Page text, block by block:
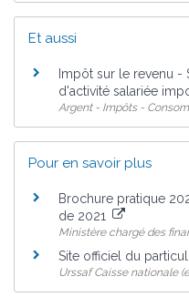
Et aussi
Impôt sur le revenu -
d'activité salariée
Argent - Impôts -
Pour en savoir plus
Brochure pratique
de 2021
Ministère chargé des
Site officiel du
Urssaf Caisse nationale